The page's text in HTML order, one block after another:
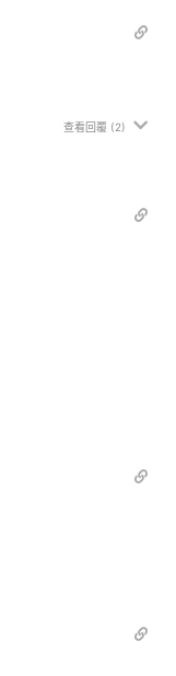
查看回覆 (2)